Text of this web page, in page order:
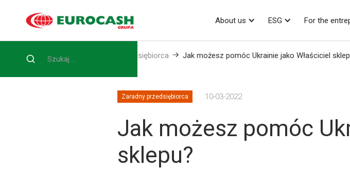
About us ESG For the
Home Blog Zaradny przedsiębiorca Jak możesz pomóc Ukrainie jako Właściciel
Zaradny przedsiębiorca 10-03-2022
Jak możesz pomóc
sklepu?